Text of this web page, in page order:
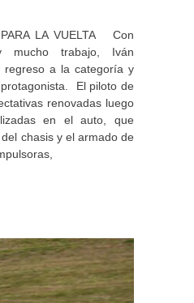
LA VUELTA Con
mucho trabajo, Iván
regreso a la categoría y
El piloto de
renovadas luego
en el auto, que
chasis y el armado de